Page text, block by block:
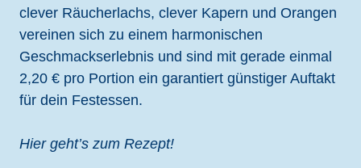
clever Räucherlachs, clever Kapern und Orangen
vereinen sich zu einem harmonischen
Geschmackserlebnis und sind mit gerade einmal
2,20 € pro Portion ein garantiert günstiger Auftakt
für dein Festessen.
Hier geht’s zum Rezept!